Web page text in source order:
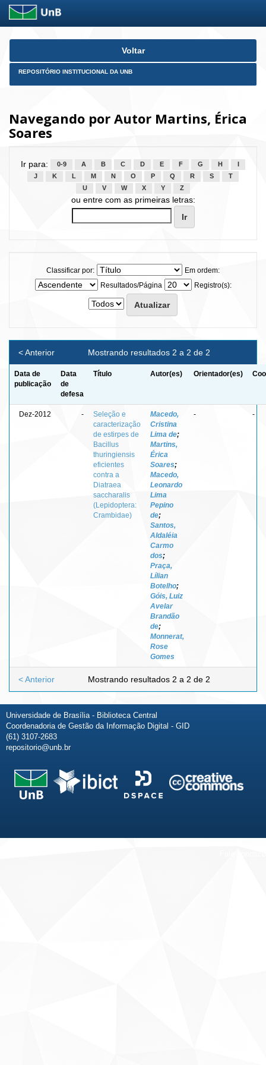
Skip
Voltar
REPOSITÓRIO INSTITUCIONAL DA UNB
Navegando por Autor Martins, Érica
Soares
Ir para: 0-9 A B C D E F G H
J
K L M N O P Q R S
T
U
V W X Y Z
ou entre com as primeiras letras:
Classificar por:
Em ordem:
Resultados/Página
Registro(s):
Mostrando resultados 2 a 2 de 2
< Anterior
Data de
publicação
Data
de
defesa
Título Autor(es) Orientador(es)
Dez-2012 -
Seleção e
caracterização
de estirpes de
Bacillus
thuringiensis
eficientes
contra a
Diatraea
saccharalis
(Lepidoptera:
Crambidae)
Macedo,
Cristina
Lima de;
Martins,
Érica
Soares;
Macedo,
Leonardo
Lima
Pepino
de;
Santos,
Aldaléia
Carmo
dos;
Praça,
Lílian
Botelho;
Góis, Luiz
Avelar
Brandão
de;
Monnerat,
Rose
Gomes
- -
Mostrando resultados 2 a 2 de 2
< Anterior
Universidade de Brasília - Biblioteca Central
Coordenadoria de Gestão da Informação Digital - GID
(61) 3107-2683
repositorio@unb.br